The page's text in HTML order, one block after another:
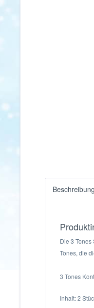
Beschreibung
Die 3
Tones, die
3 Tones
Inhalt: 2